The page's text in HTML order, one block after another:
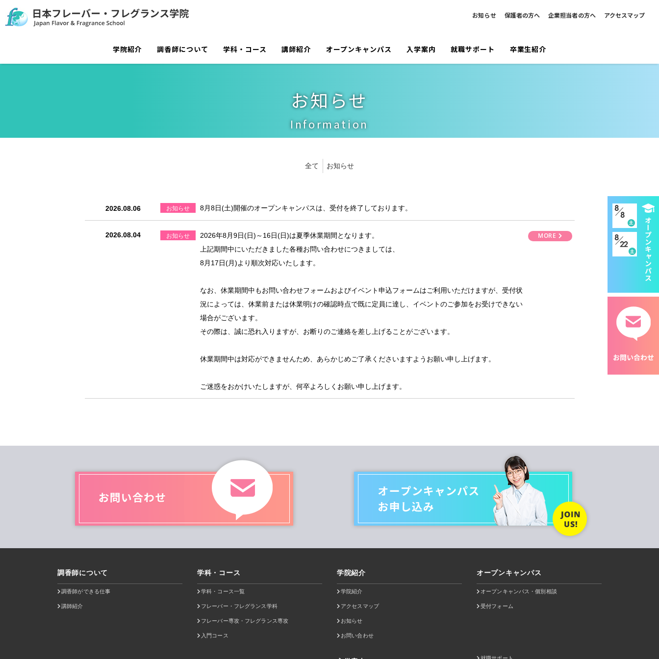
学院紹介 調香師について 学科・コース 講師紹介 オープンキャンパス 入学案内 就職サポート 卒業生紹介
お知らせ 保護者の方へ 企業担当者の方へ アクセスマップ
お知らせ
Information
全て お知らせ
2026.08.06 お知らせ 8月8日(土)開催のオープンキャンパスは、受付を終了しております。
2026.08.04 お知らせ
2026年8月9日(日)～16日(日)は夏季休業期間となります。
上記期間中にいただきました各種お問い合わせにつきましては、
8月17日(月)より順次対応いたします。
なお、休業期間中もお問い合わせフォームおよびイベント申込フォームはご利用いただけますが、受付状
況によっては、休業前または休業明けの確認時点で既に定員に達し、イベントのご参加をお受けできない
場合がございます。
その際は、誠に恐れ入りますが、お断りのご連絡を差し上げることがございます。
休業期間中は対応ができませんため、あらかじめご了承くださいますようお願い申し上げます。
ご迷惑をおかけいたしますが、何卒よろしくお願い申し上げます。
MORE
調香師について
調香師ができる仕事
講師紹介
学科・コース
学科・コース一覧
フレーバー・フレグランス学科
フレーバー専攻・フレグランス専攻
入門コース
学院紹介
学院紹介
アクセスマップ
お知らせ
お問い合わせ
オープンキャンパス
オープンキャンパス・個別相談
受付フォーム